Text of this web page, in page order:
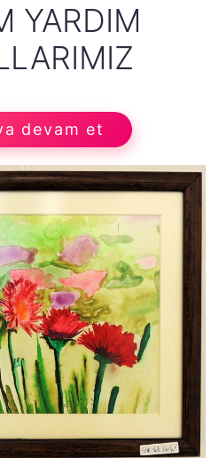
YARDIM
devam et